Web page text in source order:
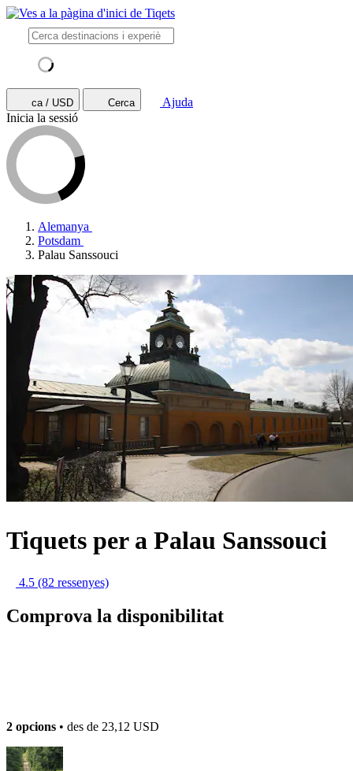
ca / USD Cerca
Ajuda
Inicia la sessió
Alemanya
Potsdam
Palau Sanssouci
Tiquets per a Palau Sanssouci
4.5 (82 ressenyes)
Comprova la disponibilitat
2 opcions • des de 23,12 USD